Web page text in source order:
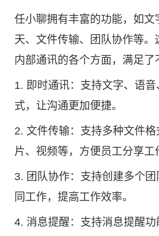
任小聊拥有丰富的功能，如文
天、文件传输、团队协作等。
内部通讯的各个方面，满足了
1. 即时通讯：支持文字、语
式，让沟通更加便捷。
2. 文件传输：支持多种文件
片、视频等，方便员工分享工
3. 团队协作：支持创建多个
同工作，提高工作效率。
4. 消息提醒：支持消息提醒